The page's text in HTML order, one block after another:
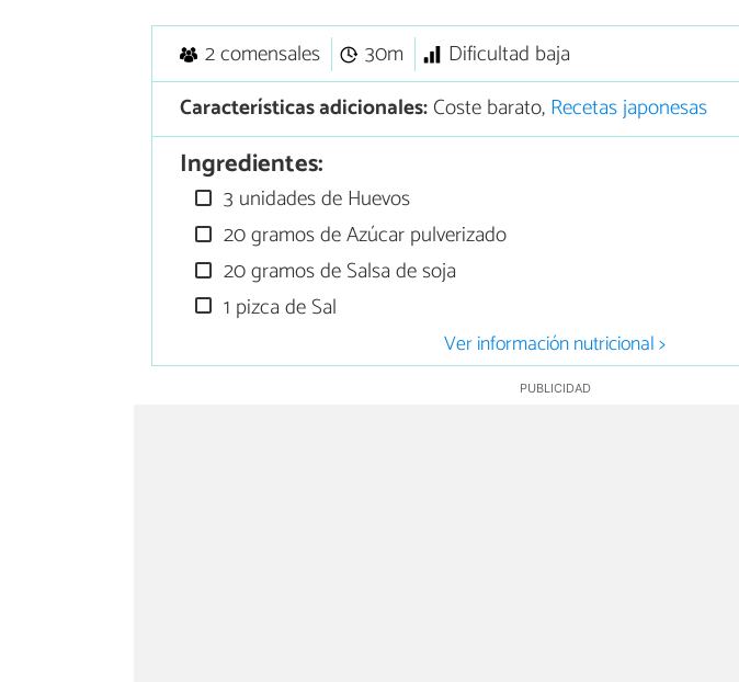
2 comensales 30m
Dificultad baja
Características adicionales:Coste barato,Recetas japonesas
Ingredientes:
3 unidades de Huevos
20 gramos de Azúcar pulverizado
20 gramos de Salsa de soja
1 pizca de Sal
Ver información nutricional >